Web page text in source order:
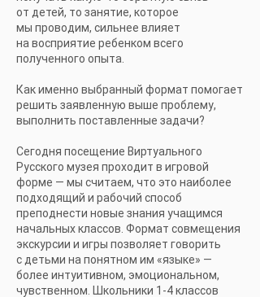
от детей, то занятие, которое
мы проводим, сильнее влияет
на восприятие ребенком всего
полученного опыта.
Как именно выбранный формат помогает
решить заявленную выше проблему,
выполнить поставленные задачи?
Сегодня посещение Виртуального
Русского музея проходит в игровой
форме — мы считаем, что это наиболее
подходящий и рабочий способ
преподнести новые знания учащимся
начальных классов. Формат совмещения
экскурсии и игры позволяет говорить
с детьми на понятном им «языке» —
более интуитивном, эмоциональном,
чувственном. Школьники 1-4 классов